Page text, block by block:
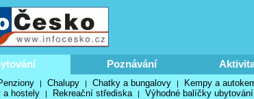
Poznávání
| Chalupy | Chatky a bungalovy | Kempy a
a hostely | Rekreační střediska | Výhodné balíčky ubytování